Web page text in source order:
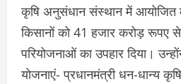
कृषि अनुसंधान संस्थान में आयोजित
किसानों को 41 हजार करोड़ रूपए
परियोजनाओं का उपहार दिया।
योजनाएं- प्रधानमंत्री धन-धान्य